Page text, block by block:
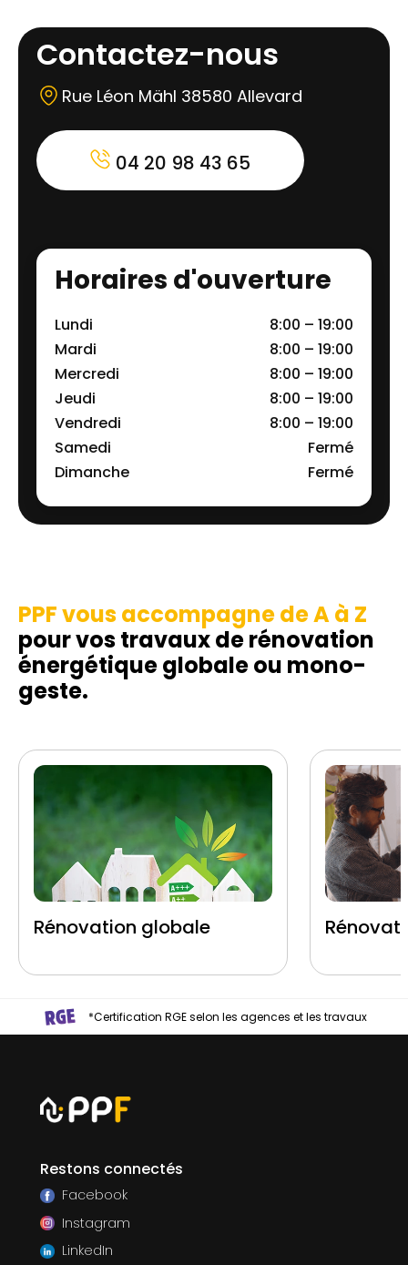
Contactez-nous
Rue Léon Mähl 38580 Allevard
04 20 98 43 65
Horaires d'ouverture
Lundi
8:00 – 19:00
Mardi
8:00 – 19:00
Mercredi
8:00 – 19:00
Jeudi
8:00 – 19:00
Vendredi
8:00 – 19:00
Samedi
Fermé
Dimanche
Fermé
PPF vous accompagne de A à Z
pour vos travaux de rénovation
énergétique globale ou mono-
geste.
Rénovation globale
*Certification RGE selon les agences et les travaux
Restons connectés
Facebook
Instagram
LinkedIn